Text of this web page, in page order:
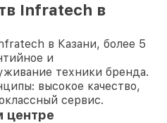
Infratech в
в Казани, более 5
и
техники бренда.
высокое качество,
сервис.
центре